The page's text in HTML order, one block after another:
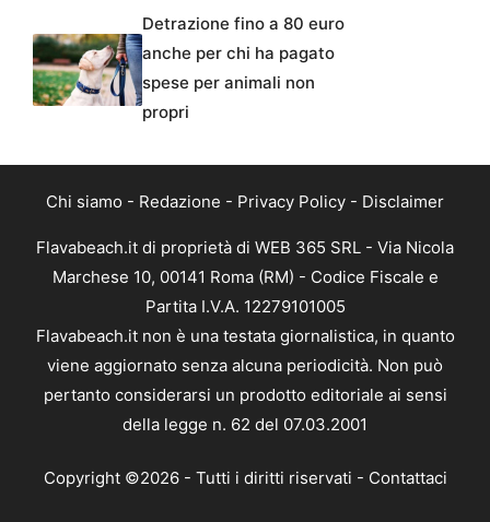
Detrazione fino a 80 euro
anche per chi ha pagato
spese per animali non
propri
Chi siamo - Redazione - Privacy Policy - Disclaimer
Flavabeach.it di proprietà di WEB 365 SRL - Via Nicola
Marchese 10, 00141 Roma (RM) - Codice Fiscale e
Partita I.V.A. 12279101005
Flavabeach.it non è una testata giornalistica, in quanto
viene aggiornato senza alcuna periodicità. Non può
pertanto considerarsi un prodotto editoriale ai sensi
della legge n. 62 del 07.03.2001
Copyright ©2026 - Tutti i diritti riservati - Contattaci